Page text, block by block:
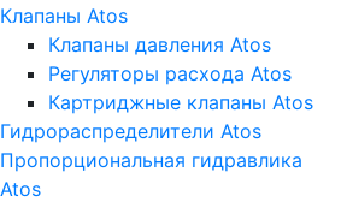
Клапаны Atos
Клапаны давления Atos
Регуляторы расхода Atos
Картриджные клапаны Atos
Гидрораспределители Atos
Пропорциональная гидравлика
Atos